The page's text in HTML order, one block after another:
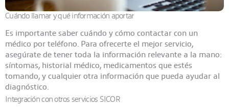
Cuándo llamar y qué información aportar
Es importante saber cuándo y cómo contactar con un
médico por teléfono. Para ofrecerte el mejor servicio,
asegúrate de tener toda la información relevante a la mano:
síntomas, historial médico, medicamentos que estés
tomando, y cualquier otra información que pueda ayudar al
diagnóstico.
Integración con otros servicios SICOR